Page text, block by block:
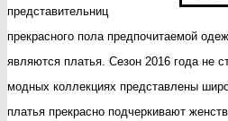
представительниц
прекрасного пола предпочитаемой
являются платья. Сезон 2016 года не
модных коллекциях представлены
платья прекрасно подчеркивают